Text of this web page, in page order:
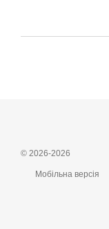
© 2026-2026
Мобільна версія